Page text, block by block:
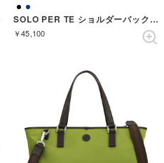
SOLO PER TE ショルダーバック （NAVY）
￥45,100